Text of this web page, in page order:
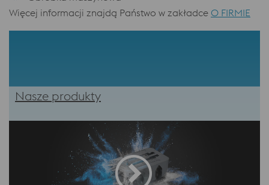
Więcej informacji znajdą Państwo w zakładce O FIRMIE
Nasze produkty